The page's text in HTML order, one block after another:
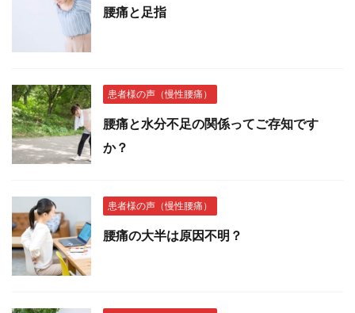
腰痛と足指
患者様の声（慢性腰痛）
腰痛と水分不足の関係ってご存知です
か？
患者様の声（慢性腰痛）
腰痛の大半は原因不明？